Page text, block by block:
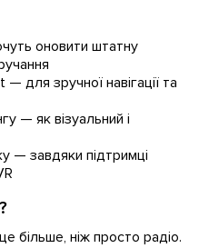
оновити штатну
— для зручної навігації та
— як візуальний і
— завдяки підтримці
більше, ніж просто радіо.